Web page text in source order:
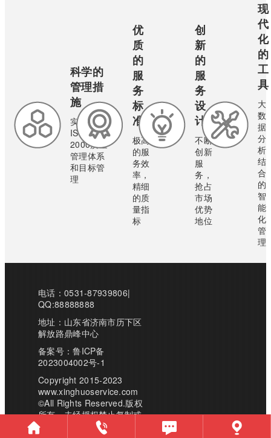
科学的
管理措
施
实行
ISO9001:
2000质量
管理体系
和目标管
理
优
质
的
服
务
标
准
极高
的服
务效
率，
精细
的质
量指
标
创
新
的
服
务
设
计
不断
创新
服
务，
抢占
市场
优势
地位
现
代
化
的
工
具
大
数
据
分
析
结
合
的
智
能
化
管
理
电话：0531-87939806|
QQ:88888888
地址：山东省济南市历下区
解放路鼎峰中心
备案号：鲁ICP备
2023004002号-1
Copyright 2015-2023
www.xinghuoservice.com
©All Rights Reserved.版权
所有，未经授权禁止复制或
建立镜像，违者必究！